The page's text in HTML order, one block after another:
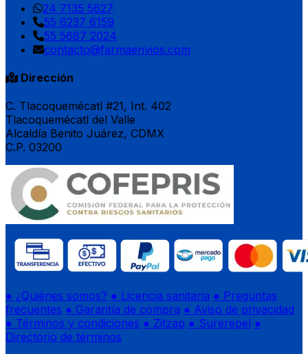
24 7135 5627
55 6237 6159
55 5687 2024
contacto@farmaenvios.com
Dirección
C. Tlacoquemécatl #21, Int. 402
Tlacoquemécatl del Valle
Alcaldía Benito Juárez, CDMX
C.P. 03200
● ¿Quiénes somos? ● Licencia sanitaria ● Preguntas
frecuentes ● Garantía de compra ● Aviso de privacidad
● Términos y condiciones ● Zitzap ● Surerepel ●
Directorio de términos